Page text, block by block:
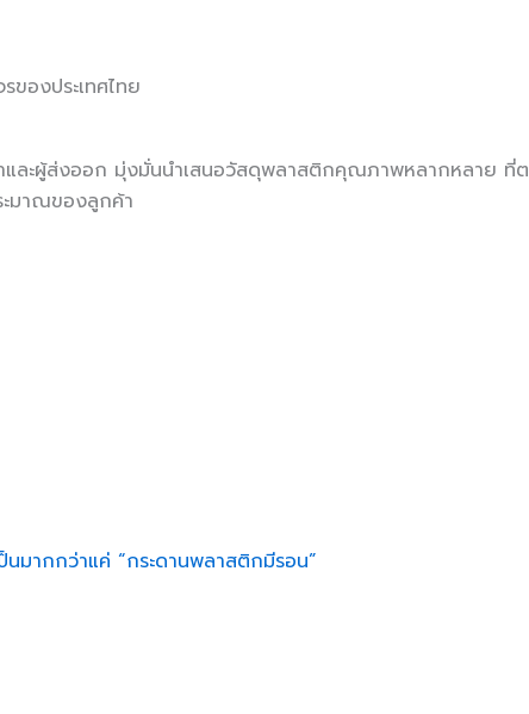
องประเทศไทย
ะผู้ส่งออก มุ่งมั่นนำเสนอวัสดุพลาสติกคุณภาพหลากหลาย ที่
ะมาณของลูกค้า
มากกว่าแค่ “กระดานพลาสติกมีรอน”